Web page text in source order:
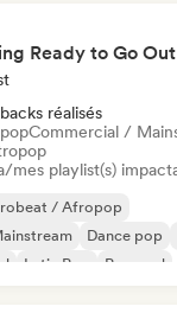
Ready to Go
réalisés
Commercial /
mes playlist(s)
/ Afropop
Dance pop
Latin Pop Pop soul